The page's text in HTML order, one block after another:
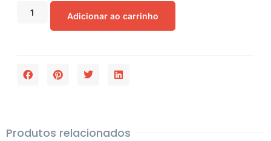
Adicionar ao carrinho
Produtos relacionados